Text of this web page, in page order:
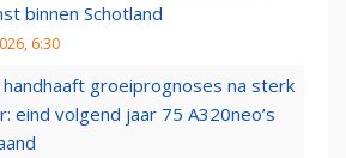
binnen Schotland
6:30
handhaaft groeiprognoses na sterk
eind volgend jaar 75 A320neo’s